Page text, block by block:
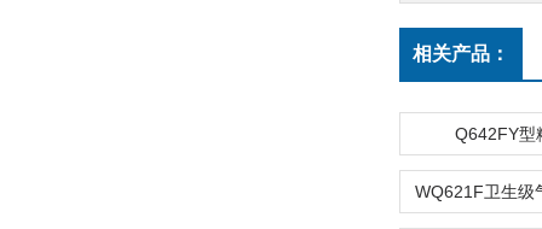
相关产品：
Q642FY型